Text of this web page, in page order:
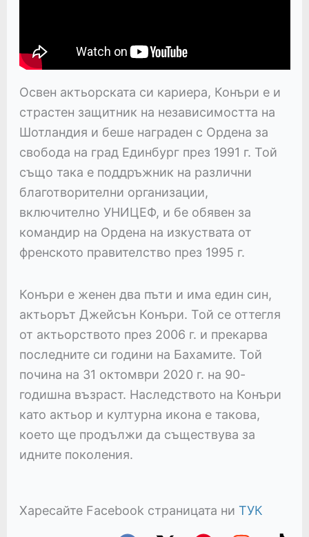
Освен актьорската си кариера, Конъри е и
страстен защитник на независимостта на
Шотландия и беше награден с Ордена за
свобода на град Единбург през 1991 г. Той
също така е поддръжник на различни
благотворителни организации,
включително УНИЦЕФ, и бе обявен за
командир на Ордена на изкуствата от
френското правителство през 1995 г.
Конъри е женен два пъти и има един син,
актьорът Джейсън Конъри. Той се оттегля
от актьорството през 2006 г. и прекарва
последните си години на Бахамите. Той
почина на 31 октомври 2020 г. на 90-
годишна възраст. Наследството на Конъри
като актьор и културна икона е такова,
което ще продължи да съществува за
идните поколения.
Харесайте Facebook страницата ни ТУК